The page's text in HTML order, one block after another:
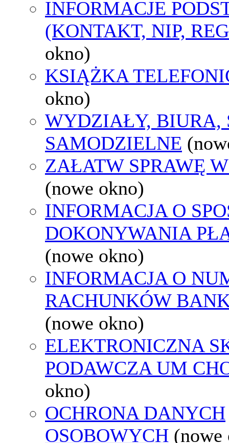
INFORMACJE
(KONTAKT, NIP,
okno)
KSIĄŻKA
okno)
WYDZIAŁY, BIURA,
SAMODZIELNE
ZAŁATW SPRAWĘ
(nowe okno)
INFORMACJA O
DOKONYWANIA
(nowe okno)
INFORMACJA O
RACHUNKÓW
(nowe okno)
ELEKTRONICZNA
PODAWCZA UM
okno)
OCHRONA DANYCH
OSOBOWYCH (nowe